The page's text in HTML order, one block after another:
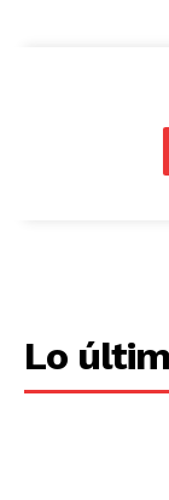
Lo